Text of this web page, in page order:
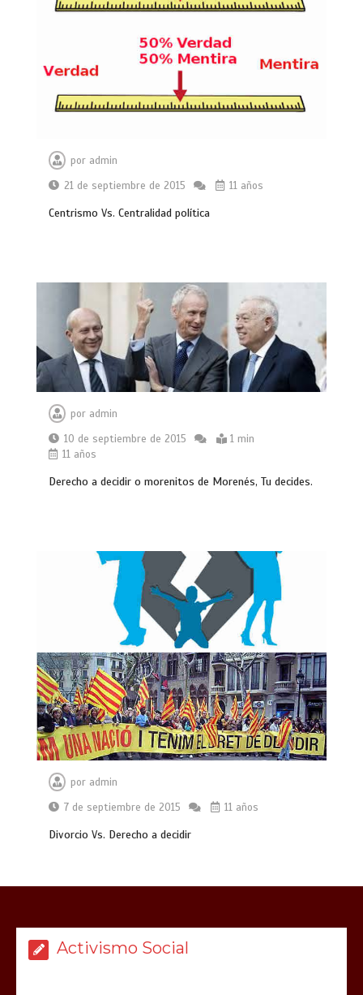
por admin
21 de septiembre de 2015
11 años
Centrismo Vs. Centralidad política
por admin
10 de septiembre de 2015
1 min
11 años
Derecho a decidir o morenitos de Morenés, Tu decides.
por admin
7 de septiembre de 2015
11 años
Divorcio Vs. Derecho a decidir
Activismo Social